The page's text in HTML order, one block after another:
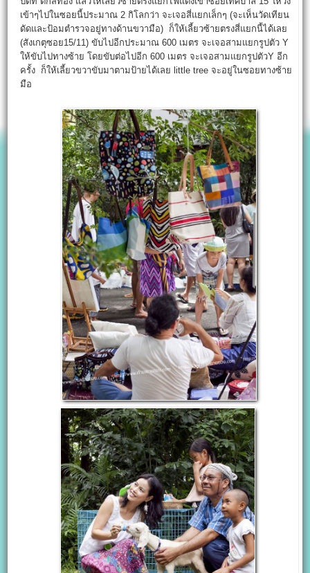
เข้าๆไปในซอยนี้ประมาณ 2 กิโลกว่า จะเจอสี่แยกเล็กๆ (จะเห็นวัดเทียน
ดัดและป้อมตำรวจอยู่ทางด้านขวามือ) ก็ให้เลี้ยวซ้ายตรงสี่แยกนี้ได้เลย
(สังเกตุซอย15/11) ขับไปอีกประมาณ 600 เมตร จะเจอสามแยกรูปตัว Y
ให้ขับไปทางซ้าย โดยขับต่อไปอีก 600 เมตร จะเจอสามแยกรูปตัวY อีก
ครั้ง ก็ให้เลี้ยวขวาขับมาตามป้ายได้เลย little tree จะอยู่ในซอยทางซ้าย
มือ